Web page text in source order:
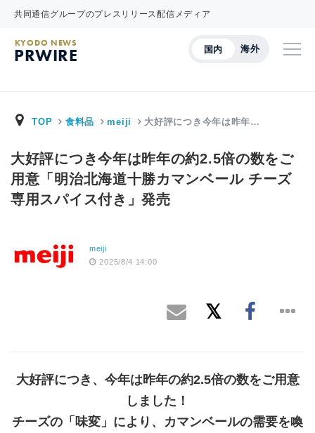
共同通信グループのプレスリリース配信メディア
国内 海外
KYODO NEWS
PRWIRE
TOP 食料品 meiji 大好評につき今年は昨年…
大好評につき今年は昨年の約2.5倍の数をご
用意「明治北海道十勝カマンベール チーズ
専用スパイス付き」発売
meiji
2025/8/4 14:00
大好評につき、今年は昨年の約2.5倍の数をご用意
しました！
チーズの「味変」により、カマンベールの需要を喚